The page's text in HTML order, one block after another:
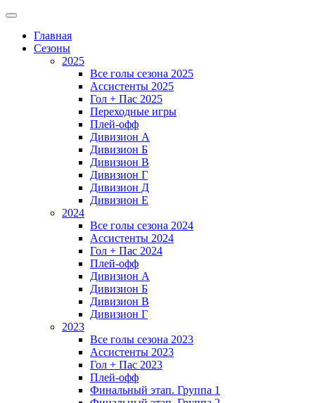
Главная
Сезоны
2025
Все голы сезона 2025
Ассистенты 2025
Гол + Пас 2025
Переходные игры
Плей-офф
Дивизион A
Дивизион Б
Дивизион В
Дивизион Г
Дивизион Д
Дивизион Е
2024
Все голы сезона 2024
Ассистенты 2024
Гол + Пас 2024
Плей-офф
Дивизион A
Дивизион Б
Дивизион В
Дивизион Г
2023
Все голы сезона 2023
Ассистенты 2023
Гол + Пас 2023
Плей-офф
Финальный этап. Группа 1